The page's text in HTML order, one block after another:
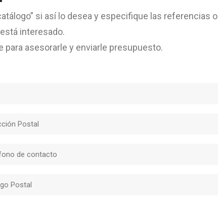
si así lo desea y especifique las referencias o
interesado.
asesorarle y enviarle presupuesto.